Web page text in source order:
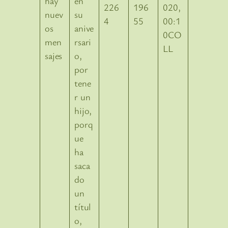
su
anive
rsari
o,
por
tene
r un
hijo,
porq
ue
ha
saca
do
un
títul
o,
226
4
196
55
020,
00:1
0CO
LL